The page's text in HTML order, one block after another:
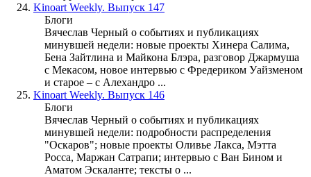
24. Kinoart Weekly. Выпуск 147
Блоги
Вячеслав Черный о событиях и публикациях
минувшей недели: новые проекты Хинера Салима,
Бена Зайтлина и Майкона Блэра, разговор Джармуша
с Мекасом, новое интервью с Фредериком Уайзменом
и старое – с Алехандро ...
25. Kinoart Weekly. Выпуск 146
Блоги
Вячеслав Черный о событиях и публикациях
минувшей недели: подробности распределения
"Оскаров"; новые проекты Оливье Лакса, Мэтта
Росса, Маржан Сатрапи; интервью с Ван Бином и
Аматом Эскаланте; тексты о ...